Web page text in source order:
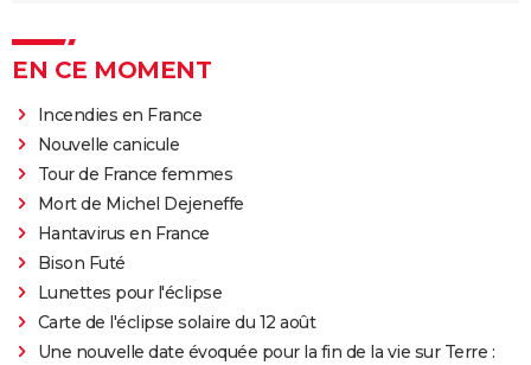
EN CE MOMENT
Incendies en France
Nouvelle canicule
Tour de France femmes
Mort de Michel Dejeneffe
Hantavirus en France
Bison Futé
Lunettes pour l'éclipse
Carte de l'éclipse solaire du 12 août
Une nouvelle date évoquée pour la fin de la vie sur Terre :